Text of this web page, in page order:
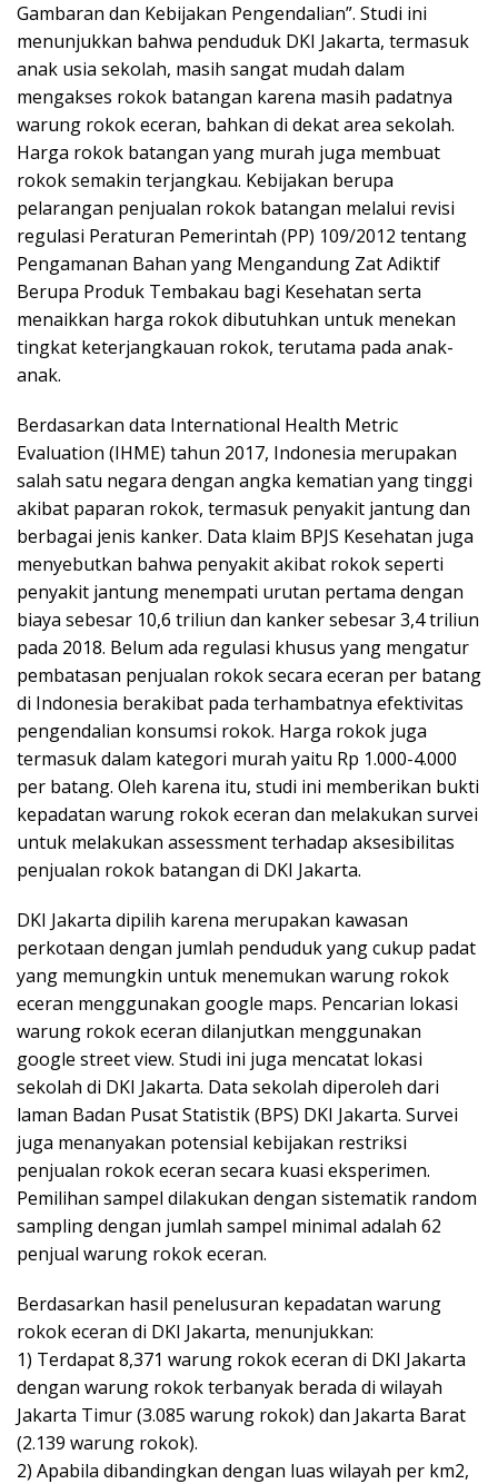
Gambaran dan Kebijakan Pengendalian”. Studi ini
menunjukkan bahwa penduduk DKI Jakarta, termasuk
anak usia sekolah, masih sangat mudah dalam
mengakses rokok batangan karena masih padatnya
warung rokok eceran, bahkan di dekat area sekolah.
Harga rokok batangan yang murah juga membuat
rokok semakin terjangkau. Kebijakan berupa
pelarangan penjualan rokok batangan melalui revisi
regulasi Peraturan Pemerintah (PP) 109/2012 tentang
Pengamanan Bahan yang Mengandung Zat Adiktif
Berupa Produk Tembakau bagi Kesehatan serta
menaikkan harga rokok dibutuhkan untuk menekan
tingkat keterjangkauan rokok, terutama pada anak-
anak.
Berdasarkan data International Health Metric
Evaluation (IHME) tahun 2017, Indonesia merupakan
salah satu negara dengan angka kematian yang tinggi
akibat paparan rokok, termasuk penyakit jantung dan
berbagai jenis kanker. Data klaim BPJS Kesehatan juga
menyebutkan bahwa penyakit akibat rokok seperti
penyakit jantung menempati urutan pertama dengan
biaya sebesar 10,6 triliun dan kanker sebesar 3,4 triliun
pada 2018. Belum ada regulasi khusus yang mengatur
pembatasan penjualan rokok secara eceran per batang
di Indonesia berakibat pada terhambatnya efektivitas
pengendalian konsumsi rokok. Harga rokok juga
termasuk dalam kategori murah yaitu Rp 1.000-4.000
per batang. Oleh karena itu, studi ini memberikan bukti
kepadatan warung rokok eceran dan melakukan survei
untuk melakukan assessment terhadap aksesibilitas
penjualan rokok batangan di DKI Jakarta.
DKI Jakarta dipilih karena merupakan kawasan
perkotaan dengan jumlah penduduk yang cukup padat
yang memungkin untuk menemukan warung rokok
eceran menggunakan google maps. Pencarian lokasi
warung rokok eceran dilanjutkan menggunakan
google street view. Studi ini juga mencatat lokasi
sekolah di DKI Jakarta. Data sekolah diperoleh dari
laman Badan Pusat Statistik (BPS) DKI Jakarta. Survei
juga menanyakan potensial kebijakan restriksi
penjualan rokok eceran secara kuasi eksperimen.
Pemilihan sampel dilakukan dengan sistematik random
sampling dengan jumlah sampel minimal adalah 62
penjual warung rokok eceran.
Berdasarkan hasil penelusuran kepadatan warung
rokok eceran di DKI Jakarta, menunjukkan:
1) Terdapat 8,371 warung rokok eceran di DKI Jakarta
dengan warung rokok terbanyak berada di wilayah
Jakarta Timur (3.085 warung rokok) dan Jakarta Barat
(2.139 warung rokok).
2) Apabila dibandingkan dengan luas wilayah per km2,